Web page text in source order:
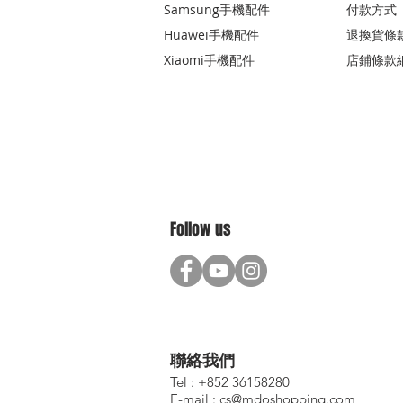
Samsung手機配件
Huawei手機配件
Xiaomi手機配件
付款方式
退換貨條
店鋪條款
Follow us
聯絡我們
Tel : +852 36158280
E-mail : cs@mdoshopping.com